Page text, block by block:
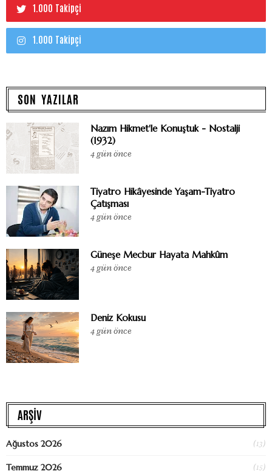
1.000 Takipçi
1.000 Takipçi
SON YAZILAR
Nazım Hikmet'le Konuştuk - Nostalji
(1932)
4 gün önce
Tiyatro Hikâyesinde Yaşam-Tiyatro
Çatışması
4 gün önce
Güneşe Mecbur Hayata Mahkûm
4 gün önce
Deniz Kokusu
4 gün önce
ARŞİV
Ağustos 2026 (13)
Temmuz 2026 (15)